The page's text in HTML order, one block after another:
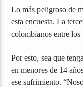
Lo más peligroso de
esta encuesta. La
colombianos entre los
Por esto, sea que
en menores de 14
ese sufrimiento.